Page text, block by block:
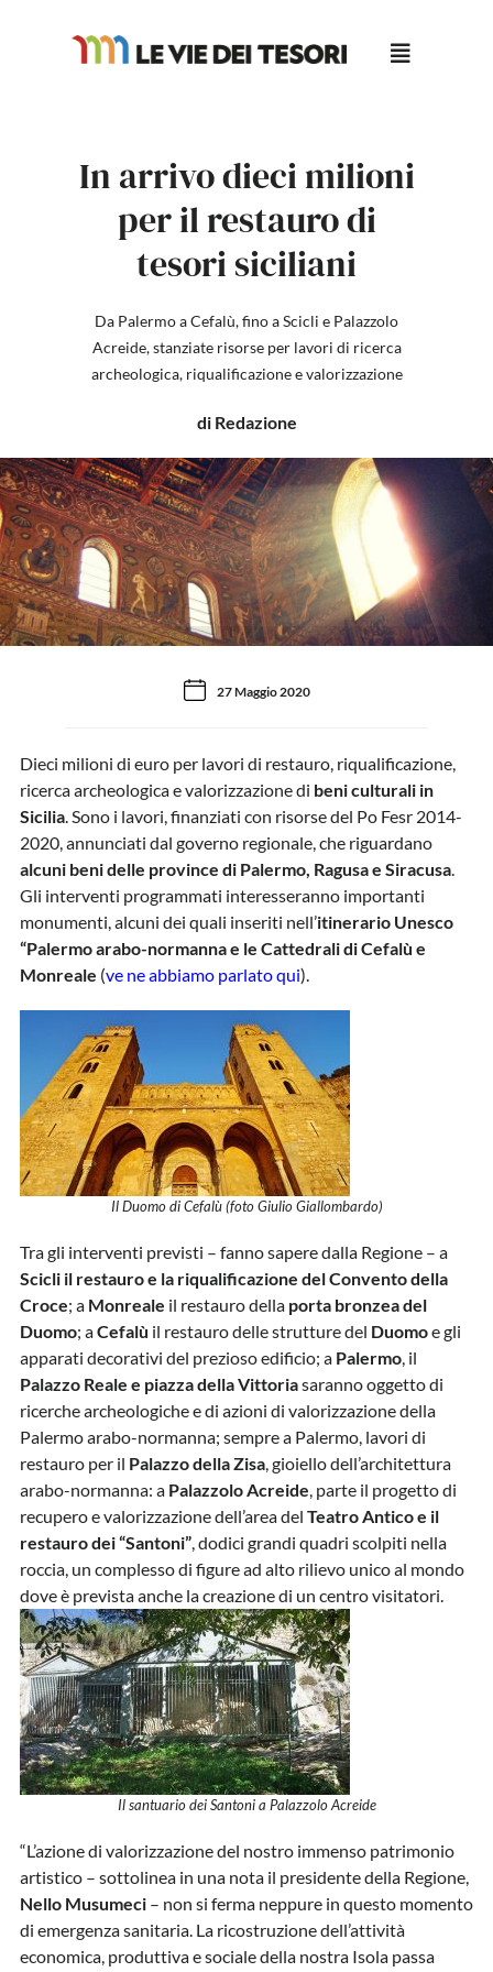
In arrivo dieci milioni
per il restauro di
tesori siciliani
Da Palermo a Cefalù, fino a Scicli e Palazzolo
Acreide, stanziate risorse per lavori di ricerca
archeologica, riqualificazione e valorizzazione
di Redazione
27 Maggio 2020
Dieci milioni di euro per lavori di restauro, riqualificazione,
ricerca archeologica e valorizzazione di beni culturali in
Sicilia. Sono i lavori, finanziati con risorse del Po Fesr 2014-
2020, annunciati dal governo regionale, che riguardano
alcuni beni delle province di Palermo, Ragusa e Siracusa.
Gli interventi programmati interesseranno importanti
monumenti, alcuni dei quali inseriti nell’itinerario Unesco
“Palermo arabo-normanna e le Cattedrali di Cefalù e
Monreale (ve ne abbiamo parlato qui).
Il Duomo di Cefalù (foto Giulio Giallombardo)
Tra gli interventi previsti – fanno sapere dalla Regione – a
Scicli il restauro e la riqualificazione del Convento della
Croce; a Monreale il restauro della porta bronzea del
Duomo; aCefalù il restauro delle strutture del Duomoe gli
apparati decorativi del prezioso edificio; a Palermo, il
Palazzo Reale e piazza della Vittoriasaranno oggetto di
ricerche archeologiche e di azioni di valorizzazione della
Palermo arabo-normanna; sempre a Palermo, lavori di
restauro per il Palazzo della Zisa, gioiello dell’architettura
arabo-normanna: aPalazzolo Acreide, parte il progetto di
recupero e valorizzazione dell’area del Teatro Antico e il
restauro dei “Santoni”, dodici grandi quadri scolpiti nella
roccia, un complesso di figure ad alto rilievo unico al mondo
dove è prevista anche la creazione di un centro visitatori.
Il santuario dei Santoni a Palazzolo Acreide
“L’azione di valorizzazione del nostro immenso patrimonio
artistico – sottolinea in una nota il presidente della Regione,
Nello Musumeci– non si ferma neppure in questo momento
di emergenza sanitaria. La ricostruzione dell’attività
economica, produttiva e sociale della nostra Isola passa